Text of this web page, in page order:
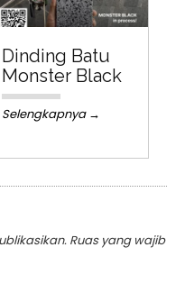
Dinding Batu
Monster Black
Selengkapnya →
Ruas yang wajib